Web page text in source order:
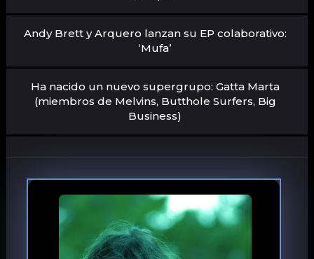
Andy Brett y Arquero lanzan su EP colaborativo:
‘Mufa’
Ha nacido un nuevo supergrupo: Gatta Marta
(miembros de Melvins, Butthole Surfers, Big
Business)